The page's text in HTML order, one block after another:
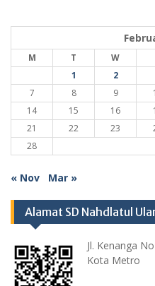
M T W
1
2
7
8 9
14
15 16
21
22 23
28
« Nov Mar »
Alamat SD Nahdlatul
Jl. Kenanga
Kota Metro